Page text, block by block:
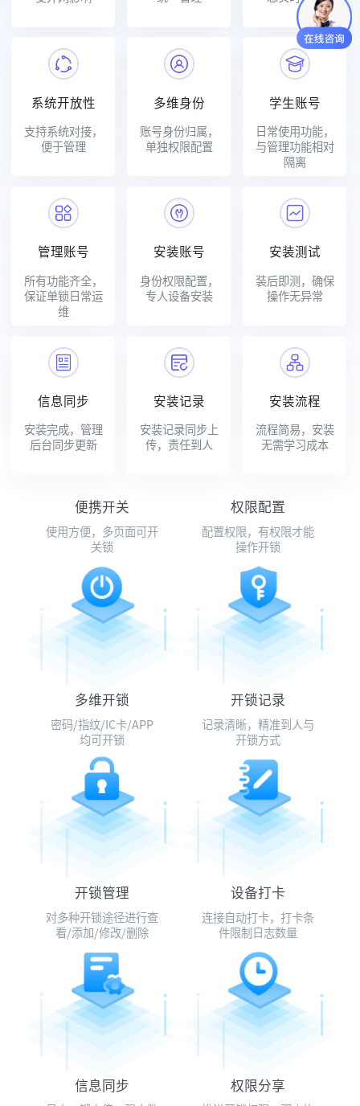
系统开放性
支持系统对接，
便于管理
多维身份
账号身份归属，
单独权限配置
学生账号
日常使用功能，
与管理功能相对
隔离
管理账号
所有功能齐全，
保证单锁日常运
维
安装账号
身份权限配置，
专人设备安装
安装测试
装后即测，确保
操作无异常
信息同步
安装完成，管理
后台同步更新
安装记录
安装记录同步上
传，责任到人
安装流程
流程简易，安装
无需学习成本
便携开关
使用方便，多页面可开
关锁
权限配置
配置权限，有权限才能
操作开锁
多维开锁
密码/指纹/IC卡/APP
均可开锁
开锁记录
记录清晰，精准到人与
开锁方式
开锁管理
对多种开锁途径进行查
看/添加/修改/删除
设备打卡
连接自动打卡，打卡条
件限制日志数量
信息同步 权限分享